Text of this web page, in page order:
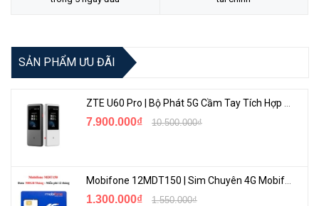
xử lý để tạo độ bám trên bề mặt giúp cải thiện khả năng điều khiển
chuột.
SẢN PHẨM ƯU ĐÃI
ZTE U60 Pro | Bộ Phát 5G Cầm Tay Tích Hợp Công Nghệ WiFi 7, Pin 10000mAh
7.900.000₫ 10.500.000₫
1.300.000₫ 1.550.000₫